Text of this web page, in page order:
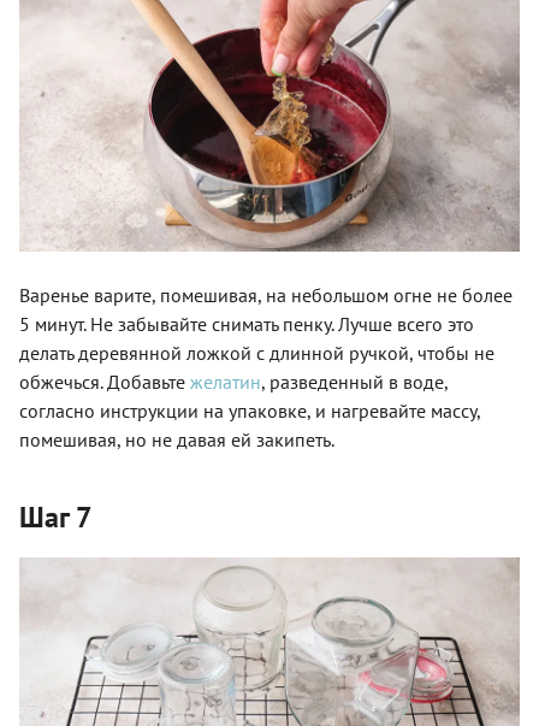
Варенье варите, помешивая, на небольшом огне не более
5 минут. Не забывайте снимать пенку. Лучше всего это
делать деревянной ложкой с длинной ручкой, чтобы не
обжечься. Добавьте желатин, разведенный в воде,
согласно инструкции на упаковке, и нагревайте массу,
помешивая, но не давая ей закипеть.
Шаг 7